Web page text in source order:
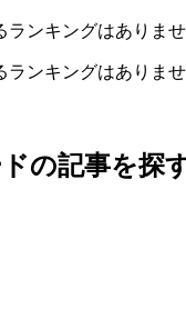
ンキングはありませ
ンキングはありませ
の記事を探